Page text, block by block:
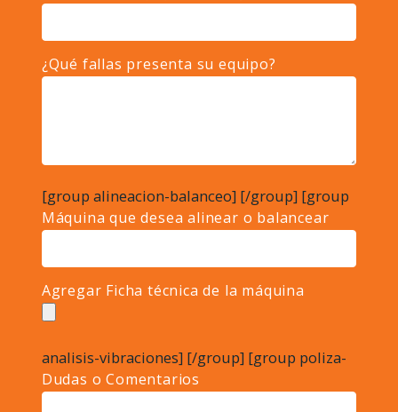
¿Qué fallas presenta su equipo?
[group alineacion-balanceo]
Máquina que desea alinear o balancear
Agregar Ficha técnica de la máquina
[/group] [group
analisis-vibraciones]
Dudas o Comentarios
[/group] [group poliza-